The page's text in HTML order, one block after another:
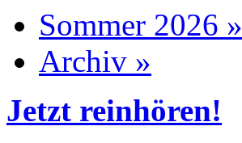
Sommer 2026 »
Archiv »
Jetzt reinhören!